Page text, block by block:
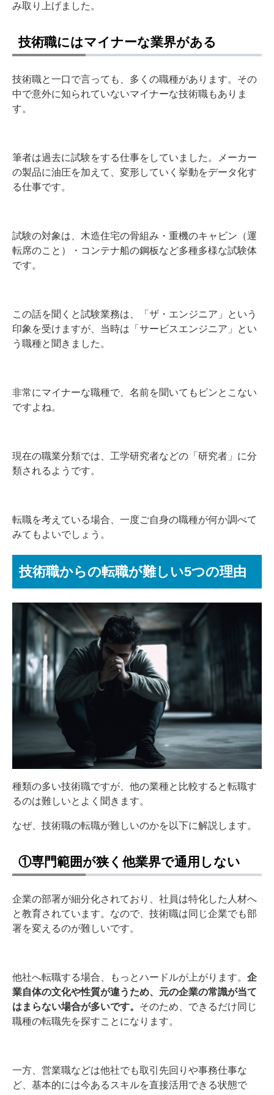
み取り上げました。
技術職にはマイナーな業界がある
技術職と一口で言っても、多くの職種があります。その
中で意外に知られていないマイナーな技術職もありま
す。
筆者は過去に試験をする仕事をしていました。メーカー
の製品に油圧を加えて、変形していく挙動をデータ化す
る仕事です。
試験の対象は、木造住宅の骨組み・重機のキャビン（運
転席のこと）・コンテナ船の鋼板など多種多様な試験体
です。
この話を聞くと試験業務は、「ザ・エンジニア」という
印象を受けますが、当時は「サービスエンジニア」とい
う職種と聞きました。
非常にマイナーな職種で、名前を聞いてもピンとこない
ですよね。
現在の職業分類では、工学研究者などの「研究者」に分
類されるようです。
転職を考えている場合、一度ご自身の職種が何か調べて
みてもよいでしょう。
技術職からの転職が難しい5つの理由
種類の多い技術職ですが、他の業種と比較すると転職す
るのは難しいとよく聞きます。
なぜ、技術職の転職が難しいのかを以下に解説します。
①専門範囲が狭く他業界で通用しない
企業の部署が細分化されており、社員は特化した人材へ
と教育されています。なので、技術職は同じ企業でも部
署を変えるのが難しいです。
他社へ転職する場合、もっとハードルが上がります。 企
業自体の文化や性質が違うため、元の企業の常識が当て
はまらない場合が多いです。 そのため、できるだけ同じ
職種の転職先を探すことになります。
一方、営業職などは他社でも取引先回りや事務仕事な
ど、基本的には今あるスキルを直接活用できる状態で